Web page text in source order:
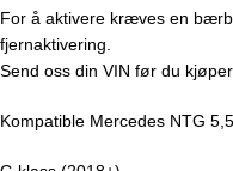
For å aktivere kræves en
fjernaktivering.
Send oss din VIN før du
Kompatible Mercedes NTG